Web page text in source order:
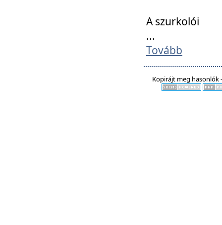
A szurkolói
...
Tovább
Kopirájt meg hasonlók